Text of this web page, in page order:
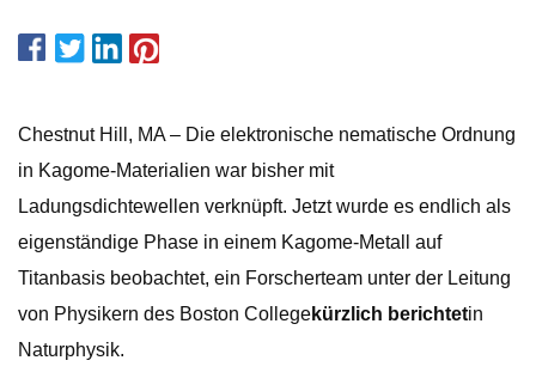
Chestnut Hill, MA – Die elektronische nematische Ordnung
in Kagome-Materialien war bisher mit
Ladungsdichtewellen verknüpft. Jetzt wurde es endlich als
eigenständige Phase in einem Kagome-Metall auf
Titanbasis beobachtet, ein Forscherteam unter der Leitung
von Physikern des Boston Collegekürzlich berichtetin
Naturphysik.